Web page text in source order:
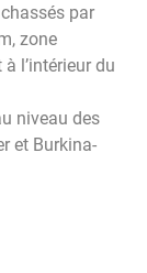
par
zone
l’intérieur du
niveau des
et Burkina-